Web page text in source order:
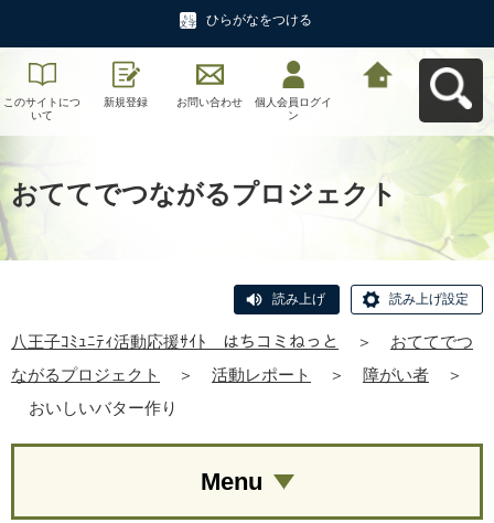
ひらがなをつける
このサイトにつ
いて
新規登録 お問い合わせ
個人会員ログイ
ン
おててでつながるプロジェクト
読み上げ 読み上げ設定
八王子ｺﾐｭﾆﾃｨ活動応援ｻｲﾄ はちコミねっと ＞
おててでつ
ながるプロジェクト
＞ 活動レポート ＞ 障がい者
＞
おいしいバター作り
Menu